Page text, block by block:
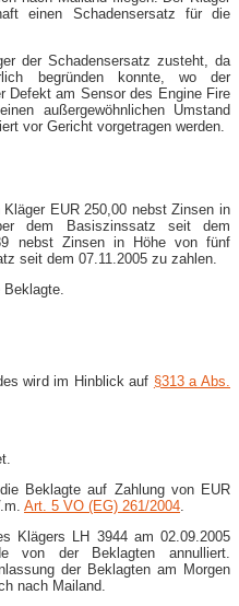
einen Schadensersatz für die
der Schadensersatz zusteht, da
begründen konnte, wo der
Defekt am Sensor des Engine Fire
außergewöhnlichen Umstand
vor Gericht vorgetragen werden.
EUR 250,00 nebst Zinsen in
dem Basiszinssatz seit dem
nebst Zinsen in Höhe von fünf
seit dem 07.11.2005 zu zahlen.
wird im Hinblick auf §313 a Abs.
Beklagte auf Zahlung von EUR
Art. 5 VO (EG) 261/2004
Klägers LH 3944 am 02.09.2005
von der Beklagten annulliert.
der Beklagten am Morgen
nach Mailand.